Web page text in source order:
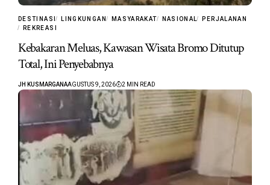
DESTINASI LINGKUNGAN MASYARAKAT NASIONAL
PERJALANAN
REKREASI
Kebakaran Meluas, Kawasan Wisata Bromo Ditutup
Total, Ini Penyebabnya
JH KUSMARGANAAGUSTUS 9, 2026 2 MIN READ